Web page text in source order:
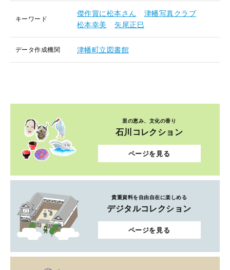
キーワード
傑作賞に松本さん
津幡写真クラブ
松本幸美
矢尾正巳
データ作成機関 津幡町立図書館
里の恵み、文化の香り
石川コレクション
ページを見る
貴重資料を自由自在に楽しめる
デジタルコレクション
ページを見る